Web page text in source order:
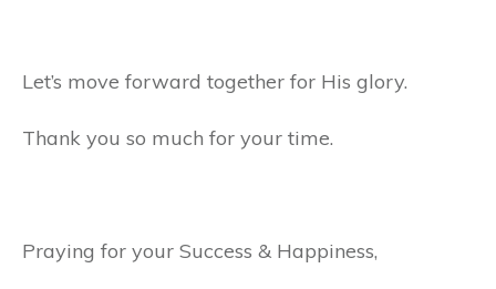
Let’s move forward together for His glory.
Thank you so much for your time.
Praying for your Success & Happiness,